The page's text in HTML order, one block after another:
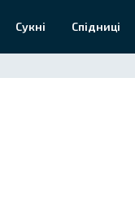
Сукні Спідниці